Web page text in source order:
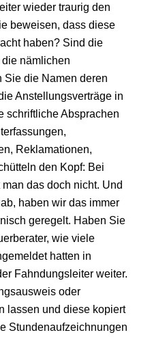
wieder traurig den
beweisen, dass diese
haben? Sind die
nämlichen
Sie die Namen deren
Anstellungsverträge in
schriftliche Absprachen
Reklamationen,
den Kopf: Bei
das doch nicht. Und
haben wir das immer
geregelt. Haben Sie
wie viele
hatten in
Fahndungsleiter weiter.
oder
lassen und diese kopiert
Stundenaufzeichnungen